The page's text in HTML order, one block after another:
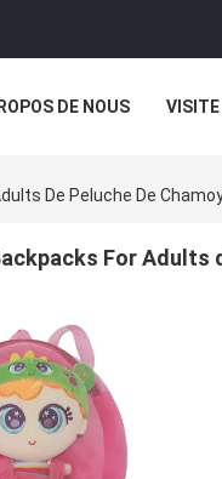
DE NOUS
De Peluche De
For Adults